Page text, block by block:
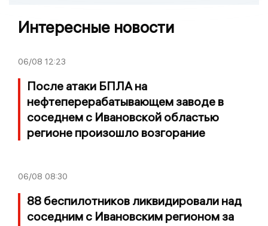
Интересные новости
06/08 12:23
После атаки БПЛА на
нефтеперерабатывающем заводе в
соседнем с Ивановской областью
регионе произошло возгорание
06/08 08:30
88 беспилотников ликвидировали над
соседним с Ивановским регионом за